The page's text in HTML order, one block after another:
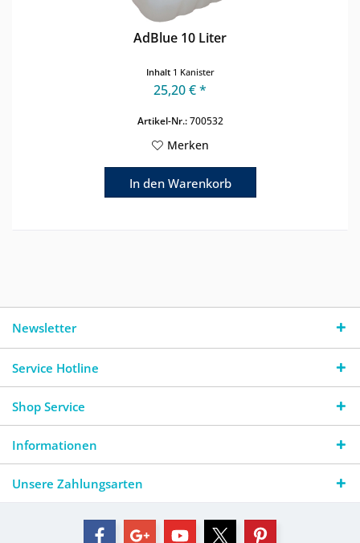
AdBlue 10 Liter
Inhalt 1 Kanister
25,20 € *
Artikel-Nr.:700532
Merken
In den Warenkorb
Newsletter
Service Hotline
Shop Service
Informationen
Unsere Zahlungsarten